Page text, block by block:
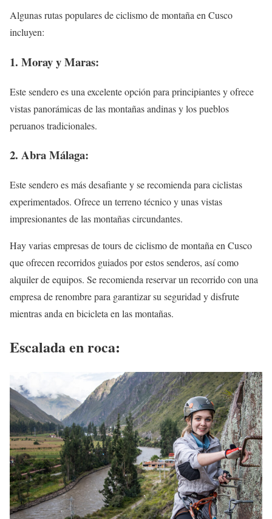
Algunas rutas populares de ciclismo de montaña en Cusco
incluyen:
1. Moray y Maras:
Este sendero es una excelente opción para principiantes y ofrece
vistas panorámicas de las montañas andinas y los pueblos
peruanos tradicionales.
2. Abra Málaga:
Este sendero es más desafiante y se recomienda para ciclistas
experimentados. Ofrece un terreno técnico y unas vistas
impresionantes de las montañas circundantes.
Hay varias empresas de tours de ciclismo de montaña en Cusco
que ofrecen recorridos guiados por estos senderos, así como
alquiler de equipos. Se recomienda reservar un recorrido con una
empresa de renombre para garantizar su seguridad y disfrute
mientras anda en bicicleta en las montañas.
Escalada en roca: